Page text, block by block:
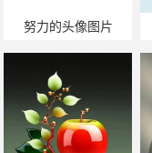
努力的头像图片